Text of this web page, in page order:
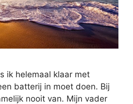
ik helemaal klaar met
batterij in moet doen. Bij
nooit van. Mijn vader